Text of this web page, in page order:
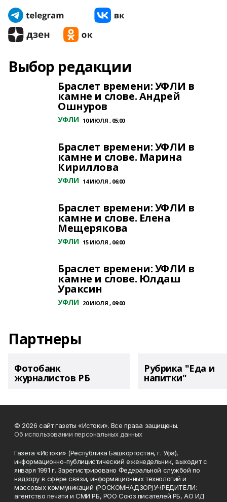
Выбор редакции
Браслет времени: УФЛИ в
камне и слове. Андрей
Ошнуров
УФЛИ 10 ИЮЛЯ , 05:00
Браслет времени: УФЛИ в
камне и слове. Марина
Кириллова
УФЛИ 14 ИЮЛЯ , 06:00
Браслет времени: УФЛИ в
камне и слове. Елена
Мещерякова
УФЛИ 15 ИЮЛЯ , 06:00
Браслет времени: УФЛИ в
камне и слове. Юлдаш
Ураксин
УФЛИ 20 ИЮЛЯ , 09:00
Партнеры
Фотобанк
журналистов РБ
Рубрика "Еда и
напитки"
© 2026 сайт газеты «Истоки». Все права защищены.
Об использовании персональных данных
Газета «Истоки» (Республика Башкортостан, г. Уфа),
информационно-публицистический еженедельник, выходит с
января 1991 г. Зарегистрировано Федеральной службой по
надзору в сфере связи, информационных технологий и
массовых коммуникаций (РОСКОМНАДЗОР)УЧРЕДИТЕЛИ:
агентство печати и СМИ РБ, РОО Союз писателей РБ, АО ИД